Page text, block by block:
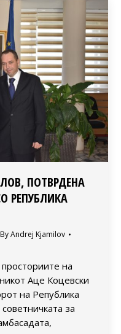
ПОТВРДЕНА
РЕПУБЛИКА
ByAndrej Kjamilov
на
Аце Коцевски
на Република
за